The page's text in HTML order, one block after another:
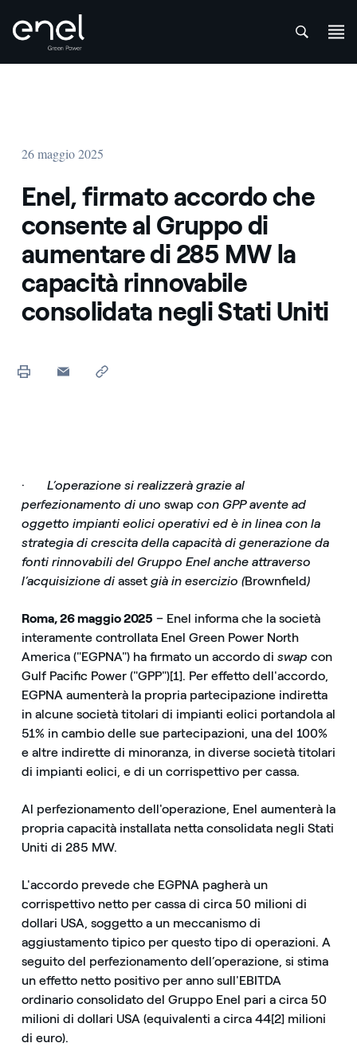
26 maggio 2025
Enel, firmato accordo che
consente al Gruppo di
aumentare di 285 MW la
capacità rinnovabile
consolidata negli Stati Uniti
· L’operazione si realizzerà grazie al
perfezionamento di uno swap con GPP avente ad
oggetto impianti eolici operativi ed è in linea con la
strategia di crescita della capacità di generazione da
fonti rinnovabili del Gruppo Enel anche attraverso
l’acquisizione di assetgià in esercizio (Brownfield)
Roma, 26 maggio 2025 – Enel informa che la società
interamente controllata Enel Green Power North
America ("EGPNA") ha firmato un accordo di swap con
Gulf Pacific Power ("GPP")[1]. Per effetto dell'accordo,
EGPNA aumenterà la propria partecipazione indiretta
in alcune società titolari di impianti eolici portandola al
51% in cambio delle sue partecipazioni, una del 100%
e altre indirette di minoranza, in diverse società titolari
di impianti eolici, e di un corrispettivo per cassa.
Al perfezionamento dell'operazione, Enel aumenterà la
propria capacità installata netta consolidata negli Stati
Uniti di 285 MW.
L'accordo prevede che EGPNA pagherà un
corrispettivo netto per cassa di circa 50 milioni di
dollari USA, soggetto a un meccanismo di
aggiustamento tipico per questo tipo di operazioni. A
seguito del perfezionamento dell’operazione, si stima
un effetto netto positivo per anno sull'EBITDA
ordinario consolidato del Gruppo Enel pari a circa 50
milioni di dollari USA (equivalenti a circa 44[2] milioni
di euro).